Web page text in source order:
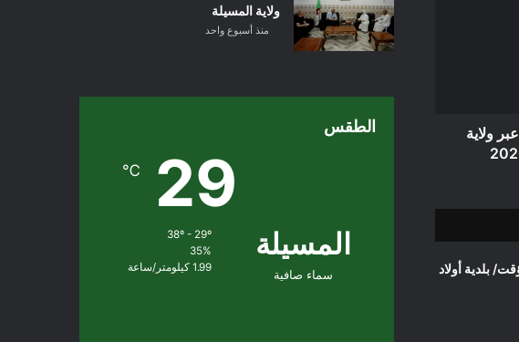
ولاية
بلدية أولاد
ولاية المسيلة
منذ أسبوع واحد
الطقس
المسيلة
سماء صافية
29
℃
38º - 29º
35%
1.99 كيلومتر/ساعة